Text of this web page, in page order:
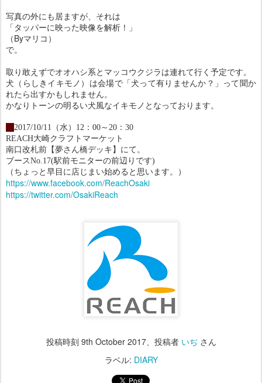
写真の外にも居ますが、それは
「タッパーに映った映像を解析！」
（Byマリコ）
で。
取り敢えずでオオハシ系とマッコウクジラは連れて行く予定です。
犬（らしきイキモノ）は会場で「犬って有りませんか？」って聞か
れたら出すかもしれません。
かなりトーンの明るい犬風なイキモノとなっております。
2017/10/11（水）12：00～20：30
REACH大崎クラフトマーケット
南口改札前【夢さん橋デッキ】にて。
ブースNo.17(駅前モニターの前辺りです)
（ちょっと早目に店じまい始めると思います。）
https://www.facebook.com/ReachOsaki
https://twitter.com/OsakiReach
投稿時刻 9th October 2017、投稿者 いぢさん
ラベル: DIARY